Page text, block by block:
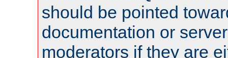
should be pointed
documentation or
moderators if they are